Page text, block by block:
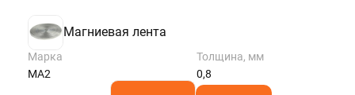
Магниевая лента
Марка
МА2
Толщина, мм
0,8